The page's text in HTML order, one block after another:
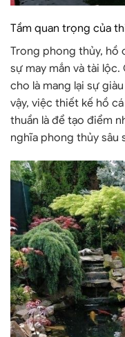
Tầm quan trọng của
Trong phong thủy, hồ
sự may mắn và tài
cho là mang lại sự
vậy, việc thiết kế hồ
thuần là để tạo điểm
nghĩa phong thủy sâu